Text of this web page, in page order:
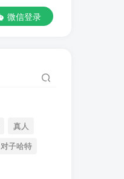
微信登录
真人
对子哈特